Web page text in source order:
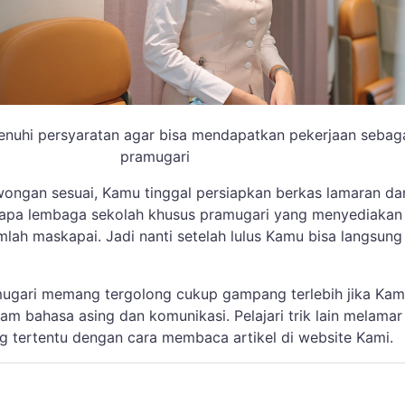
persyaratan agar bisa mendapatkan pekerjaan
pramugari
sesuai, Kamu tinggal persiapkan berkas lamaran
lembaga sekolah khusus pramugari yang
maskapai. Jadi nanti setelah lulus Kamu bisa langsung
memang tergolong cukup gampang terlebih jika
bahasa asing dan komunikasi. Pelajari trik lain melamar
tertentu dengan cara membaca artikel di website Kami.